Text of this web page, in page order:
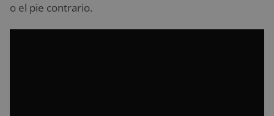
o el pie contrario.